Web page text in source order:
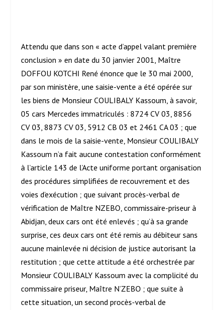
Attendu que dans son « acte d’appel valant première
conclusion » en date du 30 janvier 2001, Maître
DOFFOU KOTCHI René énonce que le 30 mai 2000,
par son ministère, une saisie-vente a été opérée sur
les biens de Monsieur COULIBALY Kassoum, à savoir,
05 cars Mercedes immatriculés : 8724 CV 03, 8856
CV 03, 8873 CV 03, 5912 CB 03 et 2461 CA 03 ; que
dans le mois de la saisie-vente, Monsieur COULIBALY
Kassoum n’a fait aucune contestation conformément
à l’article 143 de l’Acte uniforme portant organisation
des procédures simplifiées de recouvrement et des
voies d’exécution ; que suivant procès-verbal de
vérification de Maître NZEBO, commissaire-priseur à
Abidjan, deux cars ont été enlevés ; qu’à sa grande
surprise, ces deux cars ont été remis au débiteur sans
aucune mainlevée ni décision de justice autorisant la
restitution ; que cette attitude a été orchestrée par
Monsieur COULIBALY Kassoum avec la complicité du
commissaire priseur, Maître N’ZEBO ; que suite à
cette situation, un second procès-verbal de